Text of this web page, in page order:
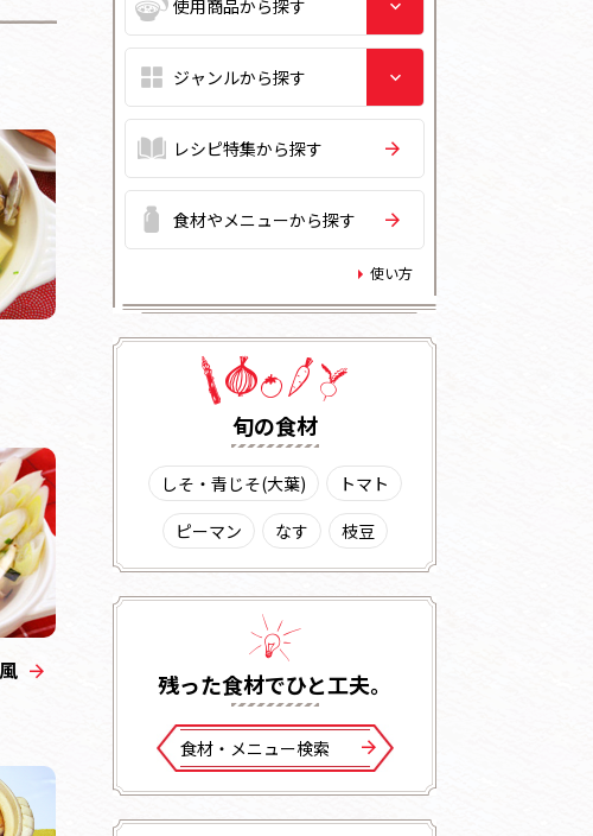
レシピ特集から探す
食材やメニューから探す
使い方
旬の⾷材
しそ・青じそ(大葉)
トマト
ピーマン
なす 枝豆
残った⾷材でひと⼯夫。
⾷材・メニュー検索